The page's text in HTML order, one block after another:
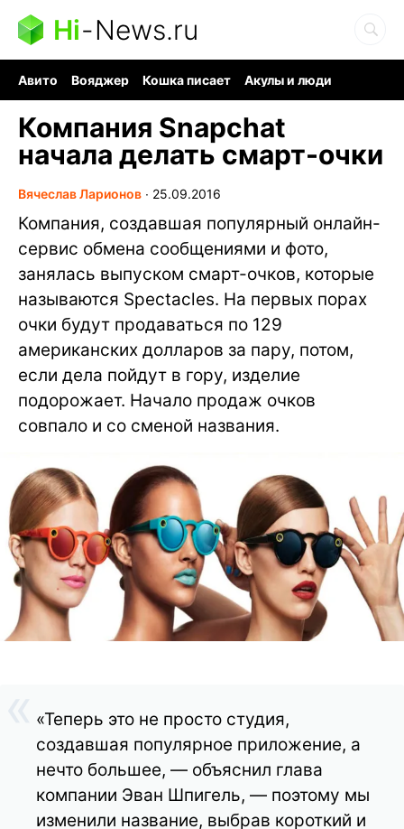
Hi-News.ru
Авито Вояджер Кошка писает
Акулы и люди
Компания Snapchat
начала делать смарт-очки
Вячеслав Ларионов ∙ 25.09.2016
Компания, создавшая популярный онлайн-
сервис обмена сообщениями и фото,
занялась выпуском смарт-очков, которые
называются Spectacles. На первых порах
очки будут продаваться по 129
американских долларов за пару, потом,
если дела пойдут в гору, изделие
подорожает. Начало продаж очков
совпало и со сменой названия.
«Теперь это не просто студия,
создавшая популярное приложение, а
нечто большее, — объяснил глава
компании Эван Шпигель, — поэтому мы
изменили название, выбрав короткий и